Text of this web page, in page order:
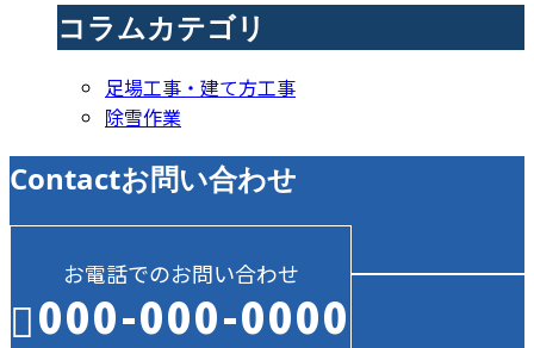
コラムカテゴリ
足場工事・建て方工事
除雪作業
Contactお問い合わせ
お電話でのお問い合わせ
000-000-0000